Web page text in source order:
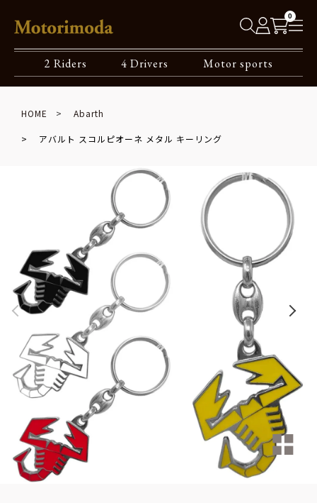
0
2 Riders 4 Drivers Motor sports
HOME Abarth
アバルト スコルピオーネ メタル キーリング